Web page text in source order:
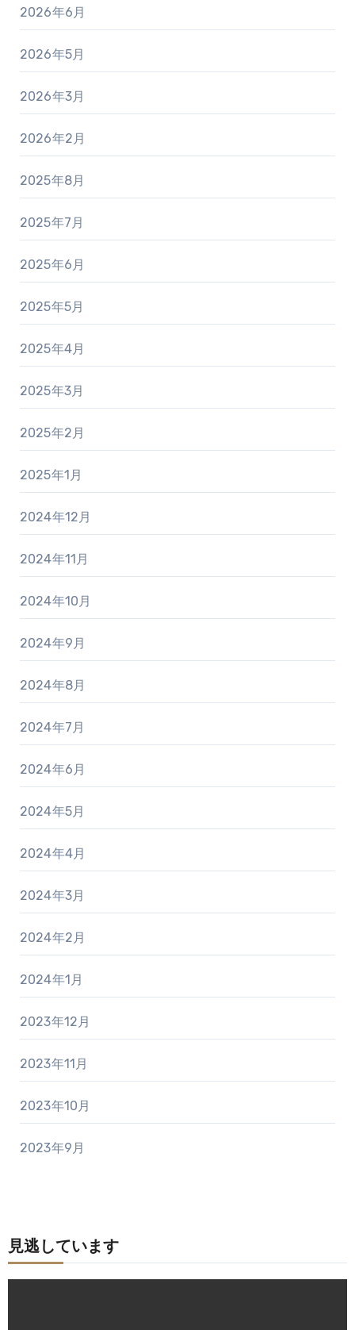
2026年6月
2026年5月
2026年3月
2026年2月
2025年8月
2025年7月
2025年6月
2025年5月
2025年4月
2025年3月
2025年2月
2025年1月
2024年12月
2024年11月
2024年10月
2024年9月
2024年8月
2024年7月
2024年6月
2024年5月
2024年4月
2024年3月
2024年2月
2024年1月
2023年12月
2023年11月
2023年10月
2023年9月
見逃しています